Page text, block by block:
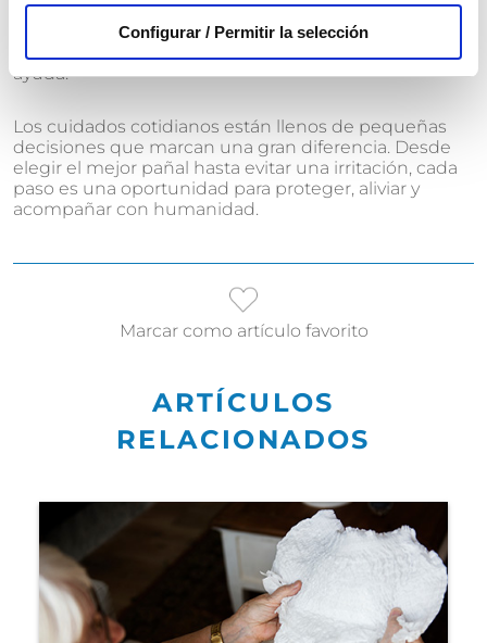
Configurar / Permitir la selección
tranquilo. Convertir el cambio de pañal en una rutina
cómoda, higiénica y sin prisas es fundamental para
preservar la dignidad de quien depende de nuestra
ayuda.
Los cuidados cotidianos están llenos de pequeñas
decisiones que marcan una gran diferencia. Desde
elegir el mejor pañal hasta evitar una irritación, cada
paso es una oportunidad para proteger, aliviar y
acompañar con humanidad.
Marcar como artículo favorito
ARTÍCULOS
RELACIONADOS